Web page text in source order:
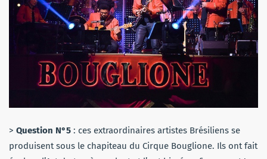
> Question N°5 : ces extraordinaires artistes Brésiliens se
produisent sous le chapiteau du Cirque Bouglione. Ils ont fait